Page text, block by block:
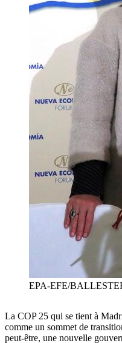
EPA-EFE/
La COP 25 qui se tient à
comme un sommet de
peut-être, une nouvelle